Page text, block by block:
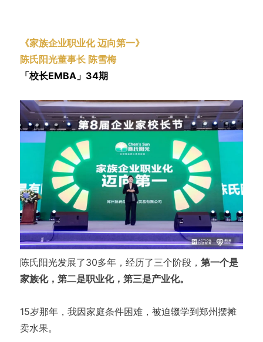
《家族企业职业化 迈向第一》
陈氏阳光董事长 陈雪梅
「校长EMBA」34期
陈氏阳光发展了30多年，经历了三个阶段， 第一个是
家族化，第二是职业化，第三是产业化。
15岁那年，我因家庭条件困难，被迫辍学到郑州摆摊
卖水果。